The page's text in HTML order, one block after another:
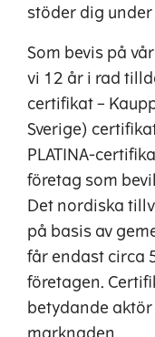
stöder dig
Som bevis på
vi 12 år i rad
certifikat –
Sverige)
PLATINA-
företag som
Det nordiska
på basis av
får endast circa
företagen.
betydande